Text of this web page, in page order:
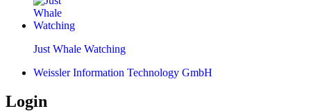
Just Whale Watching
Weissler Information Technology GmbH
Login